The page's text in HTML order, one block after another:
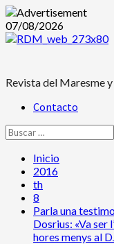
Saltar
al
07/08/2026
Revista del Maresme
Menú Contacto
Buscar:
Inicio
2016
th
8
Parla una
Dosrius: «Va ser
hores menys al